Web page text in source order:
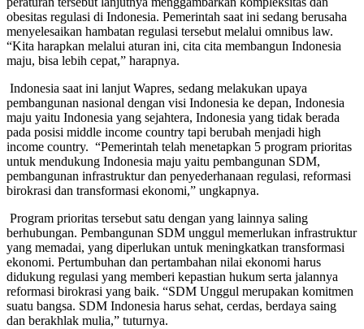
obesitas regulasi di Indonesia. Pemerintah saat ini sedang berusaha
menyelesaikan hambatan regulasi tersebut melalui omnibus law.
“Kita harapkan melalui aturan ini, cita cita membangun Indonesia
maju, bisa lebih cepat,” harapnya.
Indonesia saat ini lanjut Wapres, sedang melakukan upaya
pembangunan nasional dengan visi Indonesia ke depan, Indonesia
maju yaitu Indonesia yang sejahtera, Indonesia yang tidak berada
pada posisi middle income country tapi berubah menjadi high
income country. “Pemerintah telah menetapkan 5 program prioritas
untuk mendukung Indonesia maju yaitu pembangunan SDM,
pembangunan infrastruktur dan penyederhanaan regulasi, reformasi
birokrasi dan transformasi ekonomi,” ungkapnya.
Program prioritas tersebut satu dengan yang lainnya saling
berhubungan. Pembangunan SDM unggul memerlukan infrastruktur
yang memadai, yang diperlukan untuk meningkatkan transformasi
ekonomi. Pertumbuhan dan pertambahan nilai ekonomi harus
didukung regulasi yang memberi kepastian hukum serta jalannya
reformasi birokrasi yang baik. “SDM Unggul merupakan komitmen
suatu bangsa. SDM Indonesia harus sehat, cerdas, berdaya saing
dan berakhlak mulia,” tuturnya.